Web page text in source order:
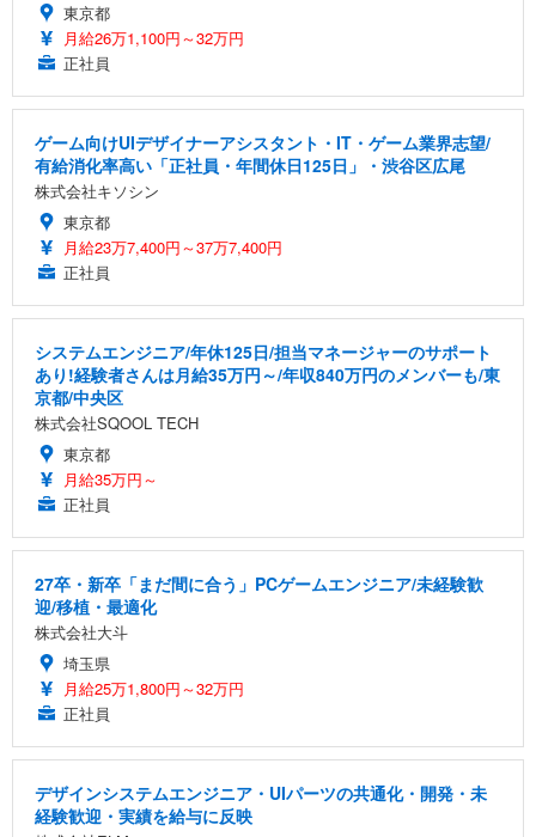
東京都
月給26万1,100円～32万円
正社員
ゲーム向けUIデザイナーアシスタント・IT・ゲーム業界志望/
有給消化率高い「正社員・年間休日125日」・渋谷区広尾
株式会社キソシン
東京都
月給23万7,400円～37万7,400円
正社員
システムエンジニア/年休125日/担当マネージャーのサポート
あり!経験者さんは月給35万円～/年収840万円のメンバーも/東
京都/中央区
株式会社SQOOL TECH
東京都
月給35万円～
正社員
27卒・新卒「まだ間に合う」PCゲームエンジニア/未経験歓
迎/移植・最適化
株式会社大斗
埼玉県
月給25万1,800円～32万円
正社員
デザインシステムエンジニア・UIパーツの共通化・開発・未
経験歓迎・実績を給与に反映